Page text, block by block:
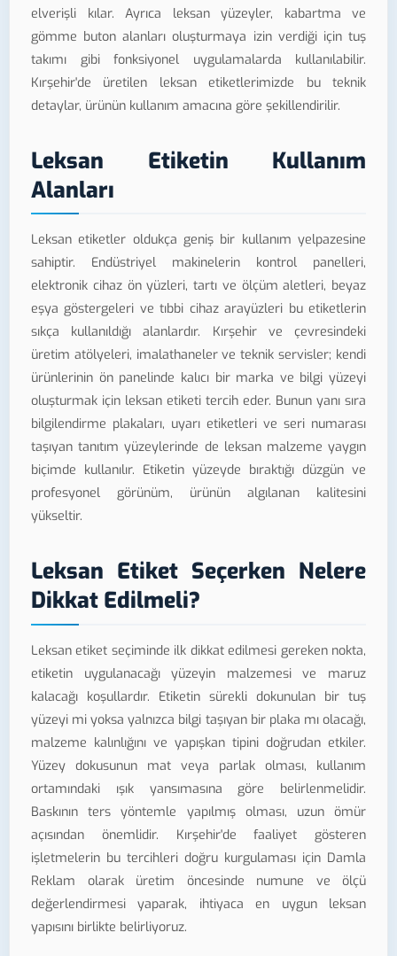
elverişli kılar. Ayrıca leksan yüzeyler, kabartma ve
gömme buton alanları oluşturmaya izin verdiği için tuş
takımı gibi fonksiyonel uygulamalarda kullanılabilir.
Kırşehir'de üretilen leksan etiketlerimizde bu teknik
detaylar, ürünün kullanım amacına göre şekillendirilir.
Leksan Etiketin Kullanım
Alanları
Leksan etiketler oldukça geniş bir kullanım yelpazesine
sahiptir. Endüstriyel makinelerin kontrol panelleri,
elektronik cihaz ön yüzleri, tartı ve ölçüm aletleri, beyaz
eşya göstergeleri ve tıbbi cihaz arayüzleri bu etiketlerin
sıkça kullanıldığı alanlardır. Kırşehir ve çevresindeki
üretim atölyeleri, imalathaneler ve teknik servisler; kendi
ürünlerinin ön panelinde kalıcı bir marka ve bilgi yüzeyi
oluşturmak için leksan etiketi tercih eder. Bunun yanı sıra
bilgilendirme plakaları, uyarı etiketleri ve seri numarası
taşıyan tanıtım yüzeylerinde de leksan malzeme yaygın
biçimde kullanılır. Etiketin yüzeyde bıraktığı düzgün ve
profesyonel görünüm, ürünün algılanan kalitesini
yükseltir.
Leksan Etiket Seçerken Nelere
Dikkat Edilmeli?
Leksan etiket seçiminde ilk dikkat edilmesi gereken nokta,
etiketin uygulanacağı yüzeyin malzemesi ve maruz
kalacağı koşullardır. Etiketin sürekli dokunulan bir tuş
yüzeyi mi yoksa yalnızca bilgi taşıyan bir plaka mı olacağı,
malzeme kalınlığını ve yapışkan tipini doğrudan etkiler.
Yüzey dokusunun mat veya parlak olması, kullanım
ortamındaki ışık yansımasına göre belirlenmelidir.
Baskının ters yöntemle yapılmış olması, uzun ömür
açısından önemlidir. Kırşehir'de faaliyet gösteren
işletmelerin bu tercihleri doğru kurgulaması için Damla
Reklam olarak üretim öncesinde numune ve ölçü
değerlendirmesi yaparak, ihtiyaca en uygun leksan
yapısını birlikte belirliyoruz.